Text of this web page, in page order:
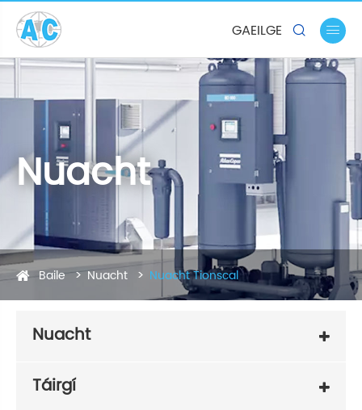
GAEILGE  
Nuacht
Baile Nuacht Nuacht Tionscal
Nuacht
Táirgí